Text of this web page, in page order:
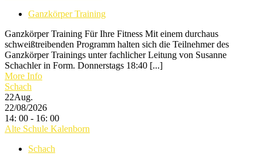
Ganzkörper Training
Ganzkörper Training Für Ihre Fitness Mit einem durchaus
schweißtreibenden Programm halten sich die Teilnehmer des
Ganzkörper Trainings unter fachlicher Leitung von Susanne
Schachler in Form. Donnerstags 18:40 [...]
More Info
Schach
22Aug.
22/08/2026
14: 00 - 16: 00
Alte Schule Kalenborn
Schach